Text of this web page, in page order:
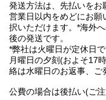
発送方法は、先払いを
営業日以内をめどにお願
択いただけます。*海外
後の発送です。
*弊社は火曜日が定休日で
月曜日の夕刻(およそ17
絡は水曜日のお返事、ご
公費の場合は後払い(ご